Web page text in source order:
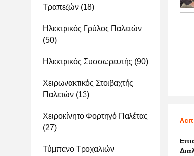
Τραπεζών (18)
Ηλεκτρικός Γρύλος Παλετών
(50)
Ηλεκτρικός Συσσωρευτής (90)
Χειρωνακτικός Στοιβαχτής
Παλετών (13)
Χειροκίνητο Φορτηγό Παλέτας
(27)
Τύμπανο Τροχαλιών